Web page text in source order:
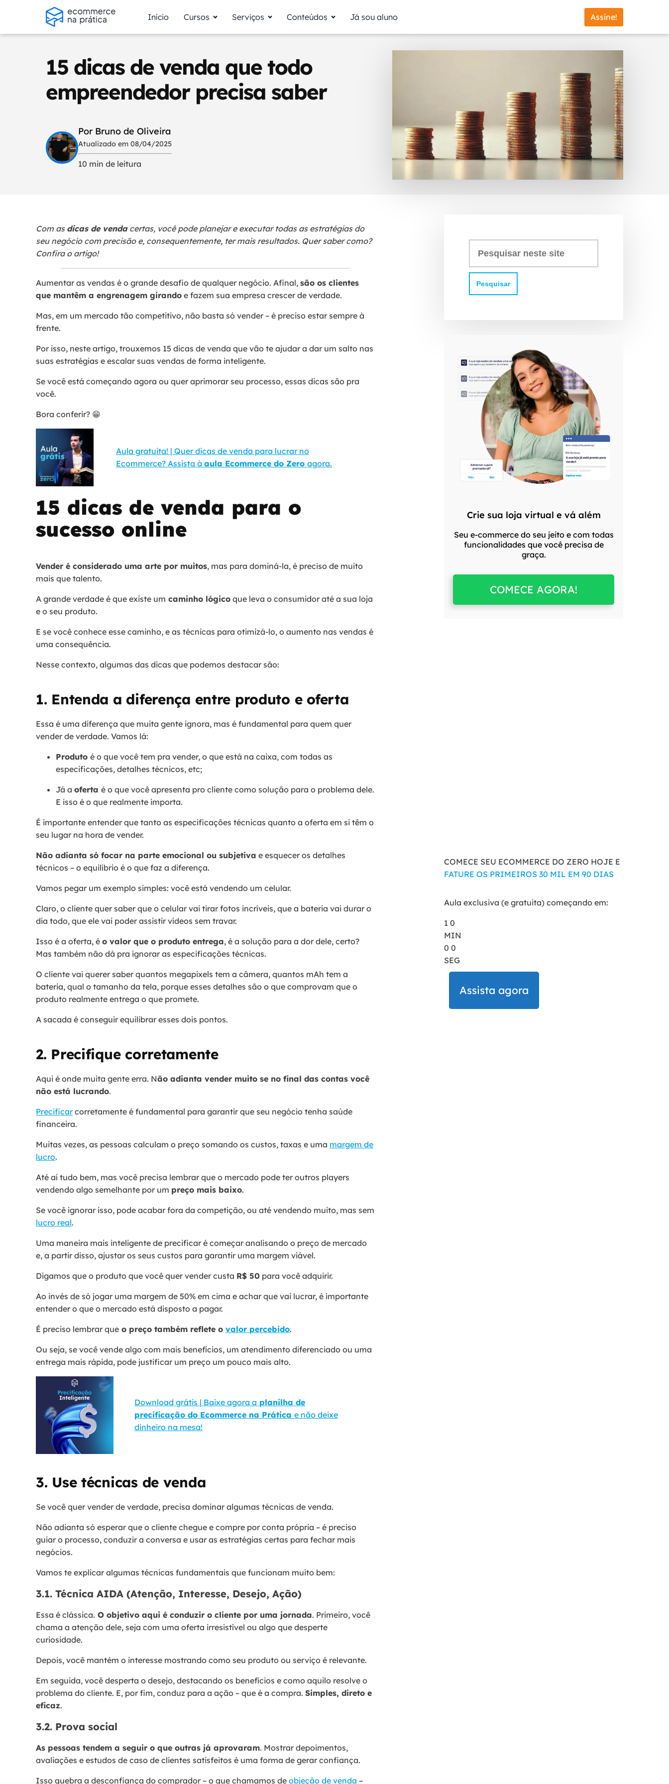
Início Cursos Serviços Conteúdos Já sou aluno Assine!
15 dicas de venda que todo
empreendedor precisa saber
Por Bruno de Oliveira
Atualizado em 08/04/2025
10 min de leitura
Com as dicas de vendacertas, você pode planejar e executar todas as estratégias do
seu negócio com precisão e, consequentemente, ter mais resultados. Quer saber como?
Confira o artigo!
Aumentar as vendas é o grande desafio de qualquer negócio. Afinal, são os clientes
que mantêm a engrenagem girando e fazem sua empresa crescer de verdade.
Mas, em um mercado tão competitivo, não basta só vender – é preciso estar sempre à
frente.
Por isso, neste artigo, trouxemos 15 dicas de venda que vão te ajudar a dar um salto nas
suas estratégias e escalar suas vendas de forma inteligente.
Se você está começando agora ou quer aprimorar seu processo, essas dicas são pra
você.
Bora conferir? 😁
Aula gratuita! | Quer dicas de venda para lucrar no
Ecommerce? Assista à aula Ecommerce do Zero agora.
15 dicas de venda para o
sucesso online
Vender é considerado uma arte por muitos, mas para dominá-la, é preciso de muito
mais que talento.
A grande verdade é que existe um caminho lógico que leva o consumidor até a sua loja
e o seu produto.
E se você conhece esse caminho, e as técnicas para otimizá-lo, o aumento nas vendas é
uma consequência.
Nesse contexto, algumas das dicas que podemos destacar são:
1. Entenda a diferença entre produto e oferta
Essa é uma diferença que muita gente ignora, mas é fundamental para quem quer
vender de verdade. Vamos lá:
Produto é o que você tem pra vender, o que está na caixa, com todas as
especificações, detalhes técnicos, etc;
Já a oferta é o que você apresenta pro cliente como solução para o problema dele.
E isso é o que realmente importa.
É importante entender que tanto as especificações técnicas quanto a oferta em si têm o
seu lugar na hora de vender.
Não adianta só focar na parte emocional ou subjetiva e esquecer os detalhes
técnicos – o equilíbrio é o que faz a diferença.
Vamos pegar um exemplo simples: você está vendendo um celular.
Claro, o cliente quer saber que o celular vai tirar fotos incríveis, que a bateria vai durar o
dia todo, que ele vai poder assistir vídeos sem travar.
Isso é a oferta, é o valor que o produto entrega, é a solução para a dor dele, certo?
Mas também não dá pra ignorar as especificações técnicas.
O cliente vai querer saber quantos megapixels tem a câmera, quantos mAh tem a
bateria, qual o tamanho da tela, porque esses detalhes são o que comprovam que o
produto realmente entrega o que promete.
A sacada é conseguir equilibrar esses dois pontos.
2. Precifique corretamente
Aqui é onde muita gente erra. Não adianta vender muito se no final das contas você
não está lucrando.
Precificarcorretamente é fundamental para garantir que seu negócio tenha saúde
financeira.
Muitas vezes, as pessoas calculam o preço somando os custos, taxas e uma margem de
lucro.
Até aí tudo bem, mas você precisa lembrar que o mercado pode ter outros players
vendendo algo semelhante por um preço mais baixo.
Se você ignorar isso, pode acabar fora da competição, ou até vendendo muito, mas sem
lucro real.
Uma maneira mais inteligente de precificar é começar analisando o preço de mercado
e, a partir disso, ajustar os seus custos para garantir uma margem viável.
Digamos que o produto que você quer vender custa R$ 50 para você adquirir.
Ao invés de só jogar uma margem de 50% em cima e achar que vai lucrar, é importante
entender o que o mercado está disposto a pagar.
É preciso lembrar que o preço também reflete o valor percebido.
Ou seja, se você vende algo com mais benefícios, um atendimento diferenciado ou uma
entrega mais rápida, pode justificar um preço um pouco mais alto.
Download grátis | Baixe agora a planilha de
precificação do Ecommerce na Práticae não deixe
dinheiro na mesa!
3. Use técnicas de venda
Se você quer vender de verdade, precisa dominar algumas técnicas de venda.
Não adianta só esperar que o cliente chegue e compre por conta própria – é preciso
guiar o processo, conduzir a conversa e usar as estratégias certas para fechar mais
negócios.
Vamos te explicar algumas técnicas fundamentais que funcionam muito bem:
3.1. Técnica AIDA (Atenção, Interesse, Desejo, Ação)
Essa é clássica. O objetivo aqui é conduzir o cliente por uma jornada. Primeiro, você
chama a atenção dele, seja com uma oferta irresistível ou algo que desperte
curiosidade.
Depois, você mantém o interesse mostrando como seu produto ou serviço é relevante.
Em seguida, você desperta o desejo, destacando os benefícios e como aquilo resolve o
problema do cliente. E, por fim, conduz para a ação – que é a compra. Simples, direto e
eficaz.
3.2. Prova social
As pessoas tendem a seguir o que outras já aprovaram. Mostrar depoimentos,
avaliações e estudos de caso de clientes satisfeitos é uma forma de gerar confiança.
Isso quebra a desconfiança do comprador – o que chamamos de objeção de venda –
neste
site:
Crie sua loja virtual e vá além
Seu e-commerce do seu jeito e com todas
funcionalidades que você precisa de
graça.
COMECE AGORA!
COMECE SEU ECOMMERCE DO ZERO HOJE E
FATURE OS PRIMEIROS 30 MIL EM 90 DIAS
Aula exclusiva (e gratuita) começando em:
1 0
MIN
0 0
SEG
Assista agora